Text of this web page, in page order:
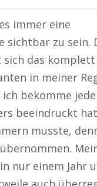
immer eine
sichtbar zu sein.
sich das
in meiner
bekomme
beeindruckt
musste,
nur einem Jahr